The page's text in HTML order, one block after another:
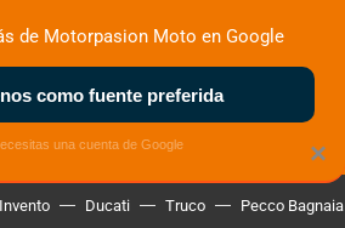
DEPORTIVAS MOTOS ELÉCTRICAS
Invento Ducati Truco Pecco Bagnaia
×
de Motorpasion Moto en Google
como fuente preferida
una cuenta de Google